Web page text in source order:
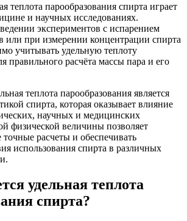
теплота парообразования спирта играет
и научных исследованиях.
экспериментов с испарением
или при измерении концентрации спирта
учитывать удельную теплоту
правильного расчёта массы пара и его
теплота парообразования является
спирта, которая оказывает влияние
научных и медицинских
физической величины позволяет
точные расчеты и обеспечивать
использования спирта в различных
удельная теплота
спирта?